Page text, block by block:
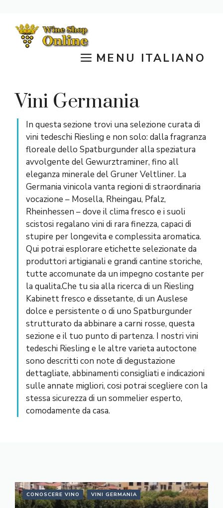
contenuto
MENU ITALIANO
Vini Germania
In questa sezione trovi una selezione curata di
vini tedeschi Riesling e non solo: dalla fragranza
floreale dello Spatburgunder alla speziatura
avvolgente del Gewurztraminer, fino all
eleganza minerale del Gruner Veltliner. La
Germania vinicola vanta regioni di straordinaria
vocazione – Mosella, Rheingau, Pfalz,
Rheinhessen – dove il clima fresco e i suoli
scistosi regalano vini di rara finezza, capaci di
stupire per longevita e complessita aromatica.
Qui potrai esplorare etichette selezionate da
produttori artigianali e grandi cantine storiche,
tutte accomunate da un impegno costante per
la qualita.Che tu sia alla ricerca di un Riesling
Kabinett fresco e dissetante, di un Auslese
dolce e persistente o di uno Spatburgunder
strutturato da abbinare a carni rosse, questa
sezione e il tuo punto di partenza. I nostri vini
tedeschi Riesling e le altre varieta autoctone
sono descritti con note di degustazione
dettagliate, abbinamenti consigliati e indicazioni
sulle annate migliori, cosi potrai scegliere con la
stessa sicurezza di un sommelier esperto,
comodamente da casa.
CONOSCERE VINO VINI GERMANIA